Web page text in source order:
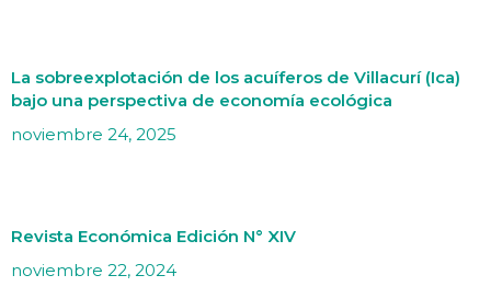
La sobreexplotación de los acuíferos de Villacurí (Ica)
bajo una perspectiva de economía ecológica
noviembre 24, 2025
Revista Económica Edición N° XIV
noviembre 22, 2024